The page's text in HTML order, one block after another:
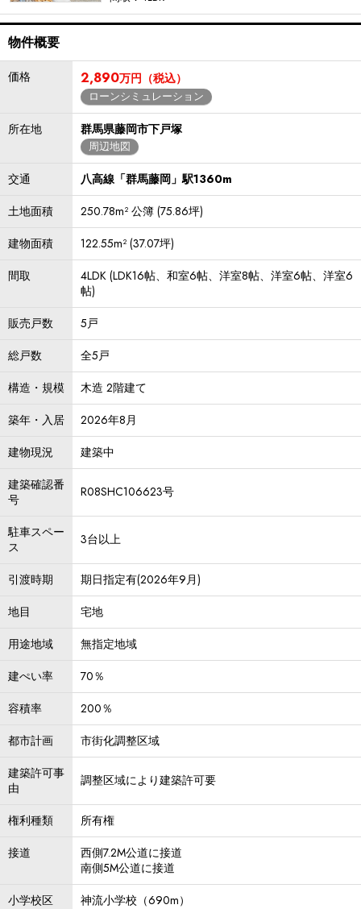
物件概要
価格 2,890万円（税込）
ローンシミュレーション
所在地 群馬県藤岡市下戸塚
周辺地図
交通
八高線「群馬藤岡」駅1360m
土地面積
250.78m² 公簿 (75.86坪)
建物面積
122.55m² (37.07坪)
間取
4LDK (LDK16帖、和室6帖、洋室8帖、洋室6帖、洋室6
帖)
販売戸数
5戸
総戸数
全5戸
構造・規模
木造 2階建て
築年・入居
2026年8月
建物現況
建築中
建築確認番
号
R08SHC106623号
駐車スペー
ス
3台以上
引渡時期
期日指定有(2026年9月)
地目
宅地
用途地域
無指定地域
建ぺい率
70％
容積率
200％
都市計画
市街化調整区域
建築許可事
由
調整区域により建築許可要
権利種類
所有権
接道
西側7.2M公道に接道
南側5M公道に接道
小学校区
神流小学校（690m）